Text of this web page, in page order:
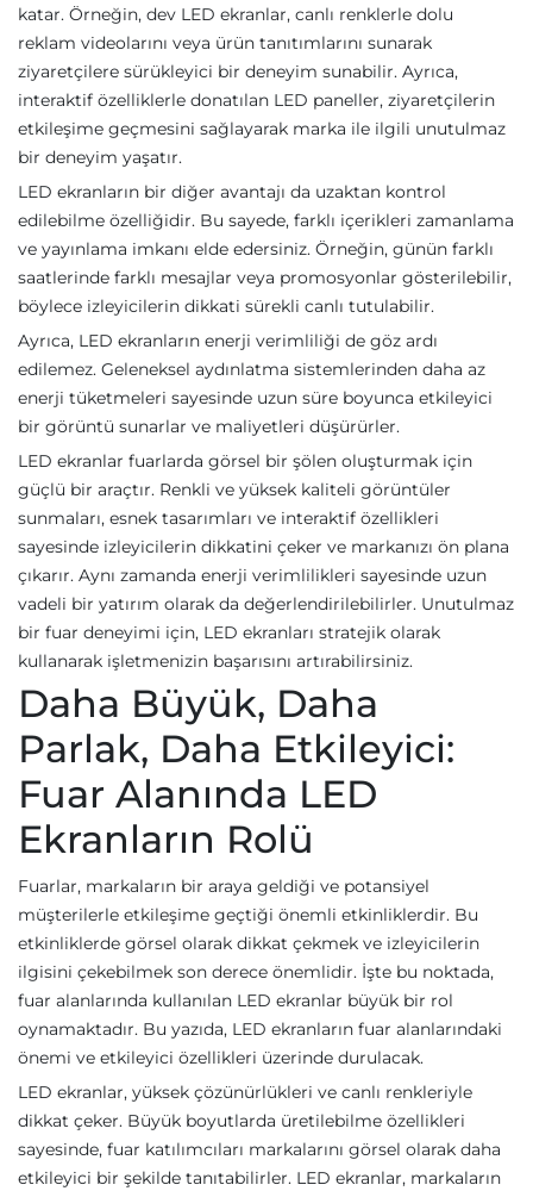
katar. Örneğin, dev LED ekranlar, canlı renklerle dolu
reklam videolarını veya ürün tanıtımlarını sunarak
ziyaretçilere sürükleyici bir deneyim sunabilir. Ayrıca,
interaktif özelliklerle donatılan LED paneller, ziyaretçilerin
etkileşime geçmesini sağlayarak marka ile ilgili unutulmaz
bir deneyim yaşatır.
LED ekranların bir diğer avantajı da uzaktan kontrol
edilebilme özelliğidir. Bu sayede, farklı içerikleri zamanlama
ve yayınlama imkanı elde edersiniz. Örneğin, günün farklı
saatlerinde farklı mesajlar veya promosyonlar gösterilebilir,
böylece izleyicilerin dikkati sürekli canlı tutulabilir.
Ayrıca, LED ekranların enerji verimliliği de göz ardı
edilemez. Geleneksel aydınlatma sistemlerinden daha az
enerji tüketmeleri sayesinde uzun süre boyunca etkileyici
bir görüntü sunarlar ve maliyetleri düşürürler.
LED ekranlar fuarlarda görsel bir şölen oluşturmak için
güçlü bir araçtır. Renkli ve yüksek kaliteli görüntüler
sunmaları, esnek tasarımları ve interaktif özellikleri
sayesinde izleyicilerin dikkatini çeker ve markanızı ön plana
çıkarır. Aynı zamanda enerji verimlilikleri sayesinde uzun
vadeli bir yatırım olarak da değerlendirilebilirler. Unutulmaz
bir fuar deneyimi için, LED ekranları stratejik olarak
kullanarak işletmenizin başarısını artırabilirsiniz.
Daha Büyük, Daha
Parlak, Daha Etkileyici:
Fuar Alanında LED
Ekranların Rolü
Fuarlar, markaların bir araya geldiği ve potansiyel
müşterilerle etkileşime geçtiği önemli etkinliklerdir. Bu
etkinliklerde görsel olarak dikkat çekmek ve izleyicilerin
ilgisini çekebilmek son derece önemlidir. İşte bu noktada,
fuar alanlarında kullanılan LED ekranlar büyük bir rol
oynamaktadır. Bu yazıda, LED ekranların fuar alanlarındaki
önemi ve etkileyici özellikleri üzerinde durulacak.
LED ekranlar, yüksek çözünürlükleri ve canlı renkleriyle
dikkat çeker. Büyük boyutlarda üretilebilme özellikleri
sayesinde, fuar katılımcıları markalarını görsel olarak daha
etkileyici bir şekilde tanıtabilirler. LED ekranlar, markaların